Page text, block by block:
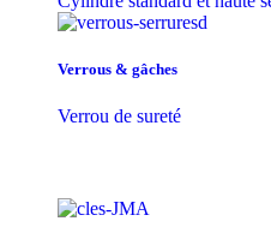
Verrous & gâches
Verrou de sureté